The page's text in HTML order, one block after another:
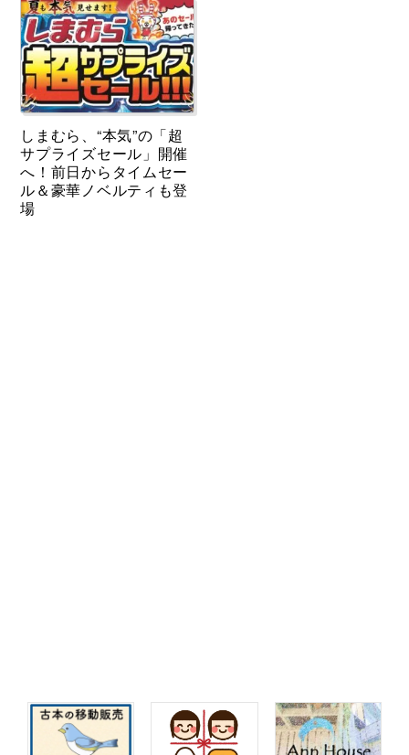
しまむら、“本気”の「超
サプライズセール」開催
へ！前日からタイムセー
ル＆豪華ノベルティも登
場